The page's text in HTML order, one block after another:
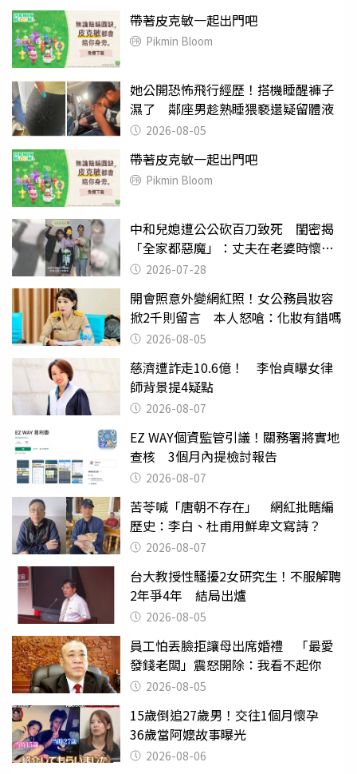
帶著皮克敏一起出門吧
Pikmin Bloom
她公開恐怖飛行經歷！搭機睡醒褲子
濕了 鄰座男趁熟睡猥褻還疑留體液
2026-08-05
帶著皮克敏一起出門吧
Pikmin Bloom
中和兒媳遭公公砍百刀致死 閨密揭
「全家都惡魔」：丈夫在老婆時懷孕
摔東西
2026-07-28
開會照意外變網紅照！女公務員妝容
掀2千則留言 本人怒嗆：化妝有錯嗎
2026-08-05
慈濟遭詐走10.6億！ 李怡貞曝女律
師背景提4疑點
2026-08-07
EZ WAY個資監管引議！關務署將實地
查核 3個月內提檢討報告
2026-08-07
苦苓喊「唐朝不存在」 網紅批瞎編
歷史：李白、杜甫用鮮卑文寫詩？
2026-08-07
台大教授性騷擾2女研究生！不服解聘
2年爭4年 結局出爐
2026-08-05
員工怕丟臉拒讓母出席婚禮 「最愛
發錢老闆」震怒開除：我看不起你
2026-08-05
15歲倒追27歲男！交往1個月懷孕
36歲當阿嬤故事曝光
2026-08-06